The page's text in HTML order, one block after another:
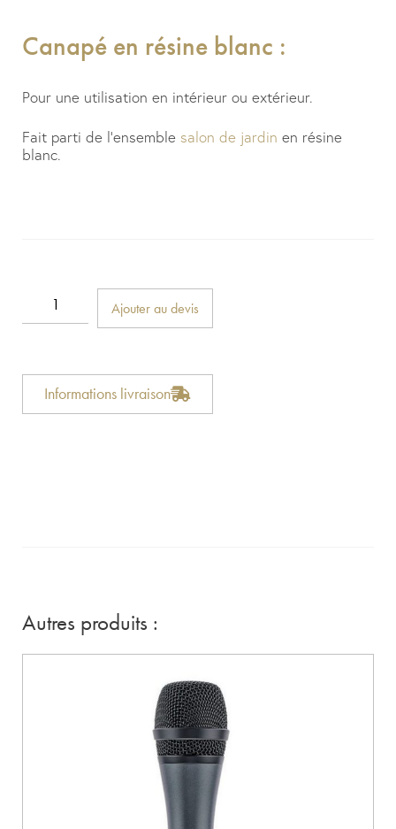
Canapé en résine blanc :
Pour une utilisation en intérieur ou extérieur.
Fait parti de l’ensemble salon de jardin en résine
blanc.
Ajouter au devis
Informations livraison
Autres produits :